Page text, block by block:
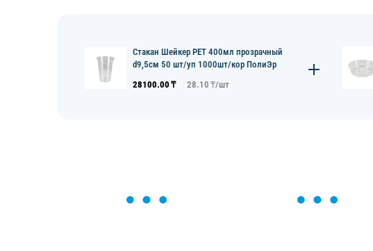
Стакан Шейкер PET 400мл прозрачный
d9,5см 50 шт/уп 1000шт/кор ПолиЭр
28100.00 ₸ 28.10 ₸/шт